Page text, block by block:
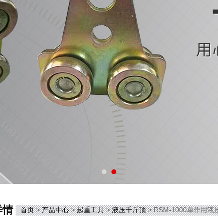
情 首页>产品中心>起重工具>液压千斤顶> RSM-1000单作用液